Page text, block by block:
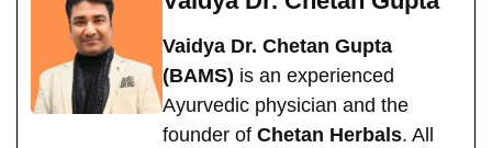
Vaidya Dr. Chetan Gupta
(BAMS) is an experienced
Ayurvedic physician and the
founder of Chetan Herbals. All